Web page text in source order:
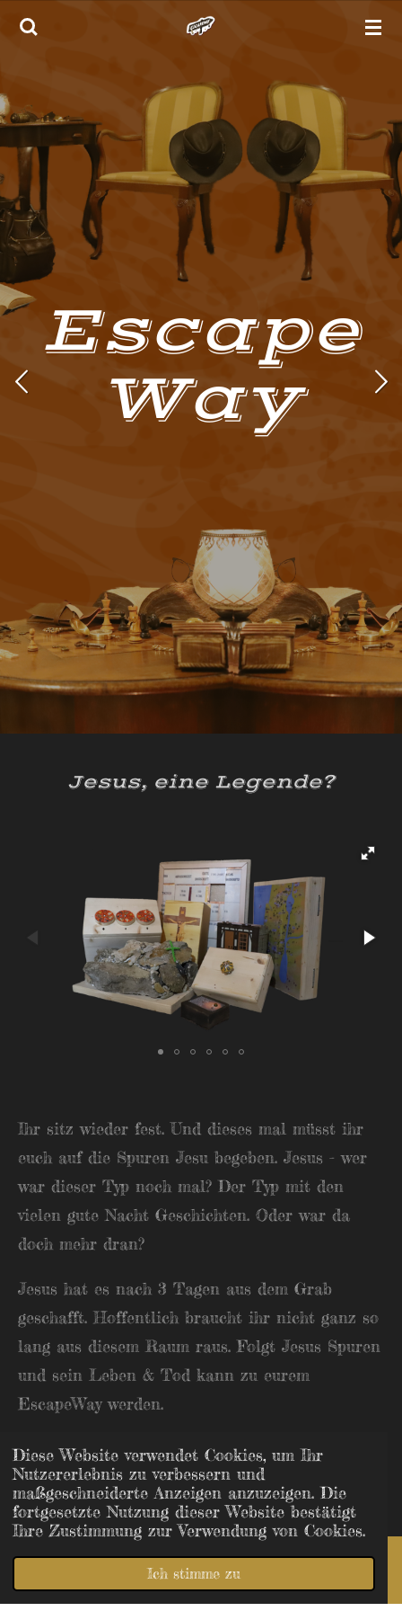
Diese Website verwendet Cookies, um Ihr
Nutzererlebnis zu verbessern und
maßgeschneiderte Anzeigen anzuzeigen. Die
fortgesetzte Nutzung dieser Website bestätigt
Ihre Zustimmung zur Verwendung von Cookies.
Ich stimme zu
Zum
Escape
Way
Jesus, eine Legende?
Ihr sitz wieder fest. Und dieses mal müsst ihr
euch auf die Spuren Jesu begeben. Jesus - wer
war dieser Typ noch mal? Der Typ mit den
vielen gute Nacht Geschichten. Oder war da
doch mehr dran?
Jesus hat es nach 3 Tagen aus dem Grab
geschafft. Hoffentlich braucht ihr nicht ganz so
lang aus diesem Raum raus. Folgt Jesus Spuren
und sein Leben & Tod kann zu eurem
EscapeWay werden.
Schwierigkeit: Mittel
Preis: 45€ + Anfahrt
Telefon